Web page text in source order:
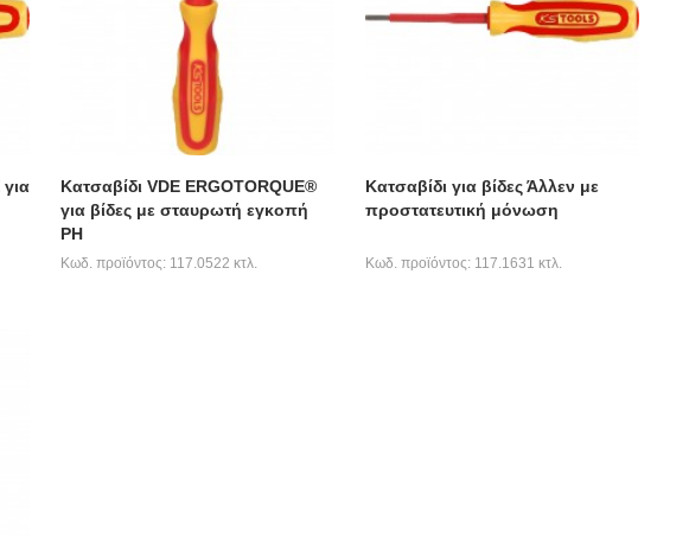
Κατσαβίδι VDE ERGOTORQUE®
για βίδες με σταυρωτή εγκοπή
PΗ
Κωδ. προϊόντος: 117.0522 κτλ.
Κατσαβίδι για βίδες Άλλεν με
προστατευτική μόνωση
Κωδ. προϊόντος: 117.1631 κτλ.